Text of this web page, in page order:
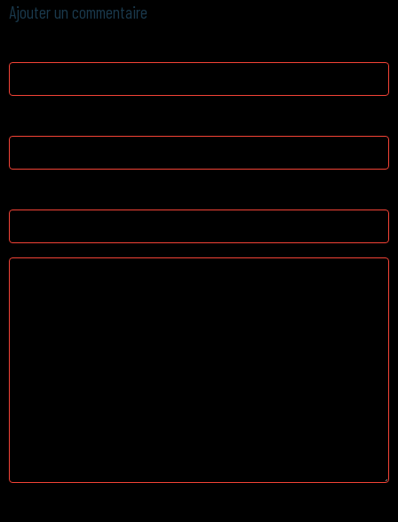
Ajouter un commentaire